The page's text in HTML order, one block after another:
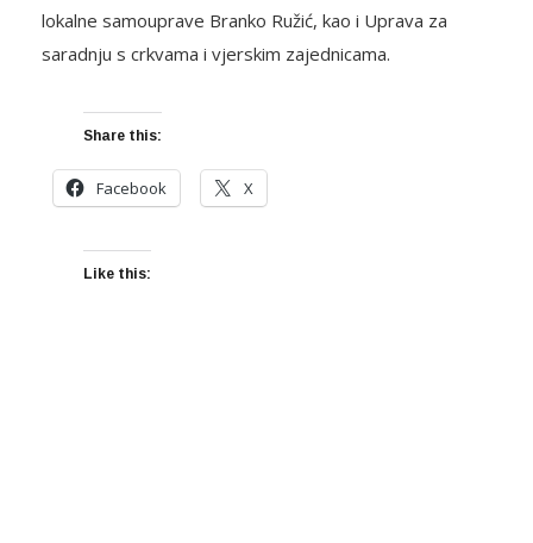
lokalne samouprave Branko Ružić, kao i Uprava za
saradnju s crkvama i vjerskim zajednicama.
Share this:
Facebook X
Like this: